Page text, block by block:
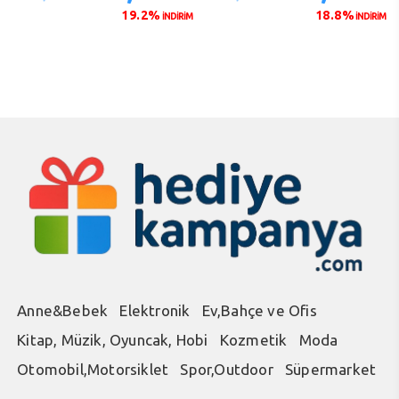
andaki
19.2% İNDİRİM 18.8%İNDİRİM
Anne&Bebek Elektronik
Ev,Bahçe ve Ofis
Kitap, Müzik, Oyuncak, Hobi
Kozmetik
Moda
Otomobil,Motorsiklet
Spor,Outdoor Süpermarket